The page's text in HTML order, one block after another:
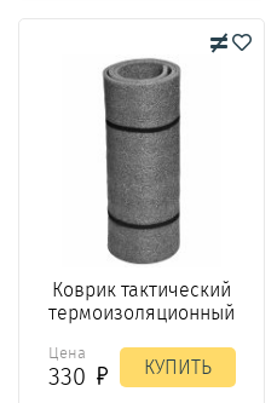
Коврик тактический
термоизоляционный
Цена
330 КУПИТЬ